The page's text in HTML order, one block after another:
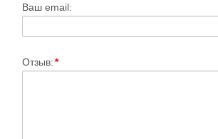
Ваш email:
Отзыв:*